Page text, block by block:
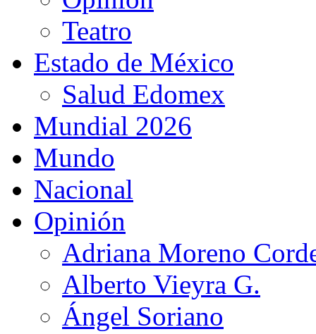
Teatro
Estado de México
Salud Edomex
Mundial 2026
Mundo
Nacional
Opinión
Adriana Moreno
Alberto Vieyra G.
Ángel Soriano